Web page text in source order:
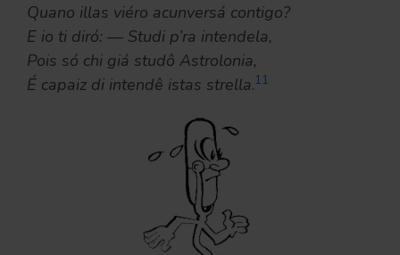
Quano illas viéro acunversá contigo?
E io ti diró: — Studi p’ra intendela,
Pois só chi giá studô Astrolonia,
É capaiz di intendê istas strella.11